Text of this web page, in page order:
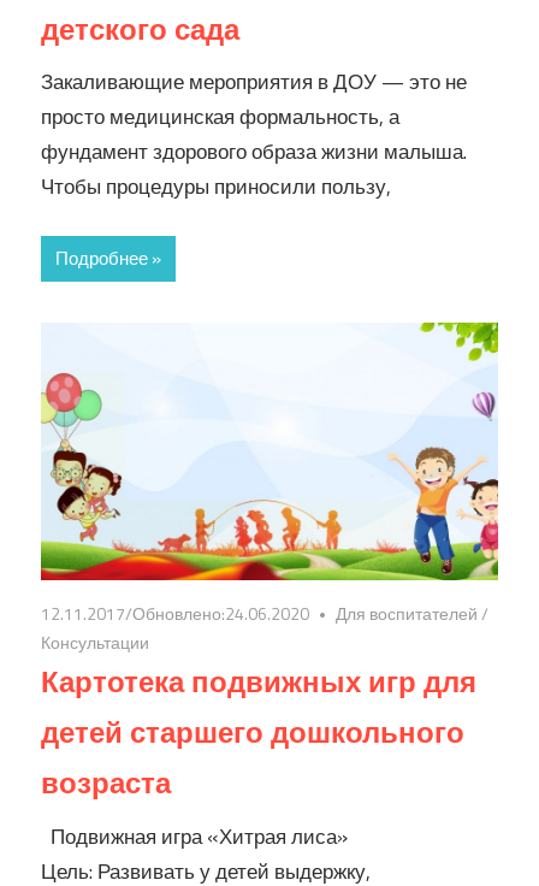
детского сада
Закаливающие мероприятия в ДОУ — это не
просто медицинская формальность, а
фундамент здорового образа жизни малыша.
Чтобы процедуры приносили пользу,
Подробнее »
12.11.2017/Обновлено:24.06.2020 Для воспитателей/
Консультации
Картотека подвижных игр для
детей старшего дошкольного
возраста
Подвижная игра «Хитрая лиса»
Цель: Развивать у детей выдержку,